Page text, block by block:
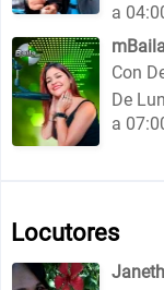
a
Con
De
a
Locutores